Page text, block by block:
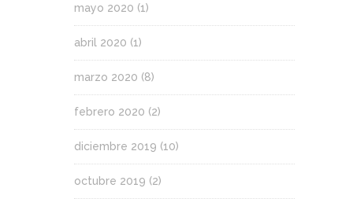
mayo 2020 (1)
abril 2020 (1)
marzo 2020 (8)
febrero 2020 (2)
diciembre 2019 (10)
octubre 2019 (2)